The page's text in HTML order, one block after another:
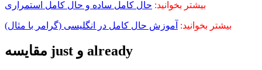
بیشتر بخوانید: حال کامل ساده و حال کامل استمراری
بیشتر بخوانید: آموزش حال کامل در انگلیسی (گرامر با مثال)
مقایسه just و already